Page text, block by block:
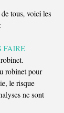
tous, voici les
FAIRE
robinet pour
le risque
ne sont